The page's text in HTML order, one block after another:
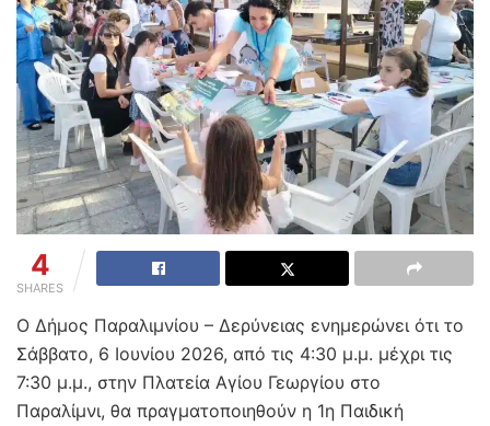
4
SHARES
Ο Δήμος Παραλιμνίου – Δερύνειας ενημερώνει ότι το
Σάββατο, 6 Ιουνίου 2026, από τις 4:30 μ.μ. μέχρι τις
7:30 μ.μ., στην Πλατεία Αγίου Γεωργίου στο
Παραλίμνι, θα πραγματοποιηθούν η 1η Παιδική